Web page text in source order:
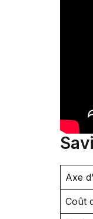
Axe
Coût